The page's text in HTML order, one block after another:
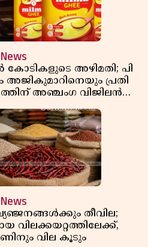
News
കോടികളുടെ അഴിമതി; പി
അജികുമാറിനെയും പ്രതി
അഞ്ചംഗ വിജിലൻസ്
News
തീവില;
വിലക്കയറ്റത്തിലേക്ക്,
വില കൂടും